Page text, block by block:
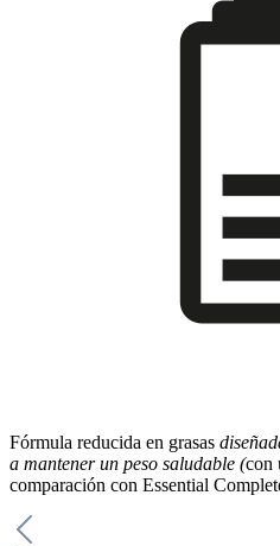
Fórmula reducida en grasas
a mantener un peso saludable (con
comparación con Essential